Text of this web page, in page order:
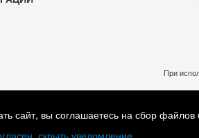
сайт, вы соглашаетесь на сбор файлов
скрыть уведомление
Малаховка, ул. Шоссейная, д.33
При